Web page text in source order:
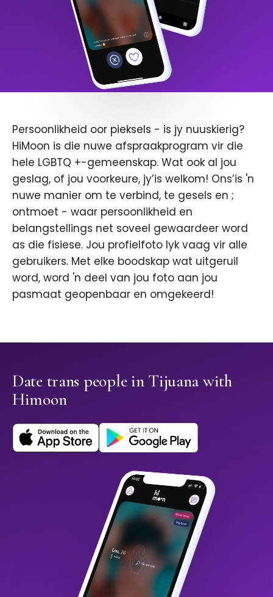
Persoonlikheid oor pieksels - is jy nuuskierig?
HiMoon is die nuwe afspraakprogram vir die
hele LGBTQ +-gemeenskap. Wat ook al jou
geslag, of jou voorkeure, jy’is welkom! Ons’is 'n
nuwe manier om te verbind, te gesels en ;
ontmoet - waar persoonlikheid en
belangstellings net soveel gewaardeer word
as die fisiese. Jou profielfoto lyk vaag vir alle
gebruikers. Met elke boodskap wat uitgeruil
word, word 'n deel van jou foto aan jou
pasmaat geopenbaar en omgekeerd!
Date trans people in Tijuana with
Himoon